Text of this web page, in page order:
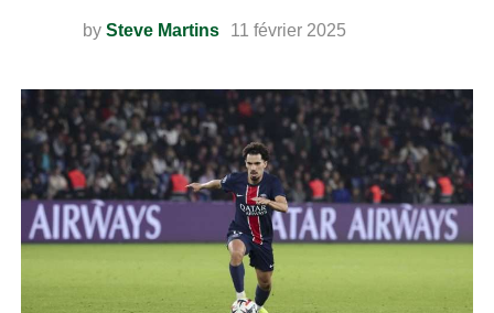
by Steve Martins 11 février 2025